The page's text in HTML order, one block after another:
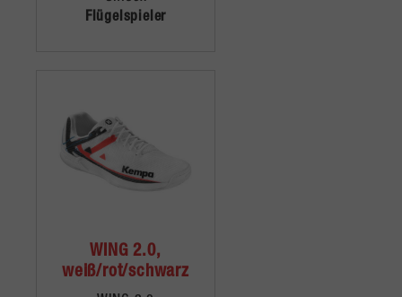
Flügelspieler
WING 2.0,
weiß/rot/schwarz